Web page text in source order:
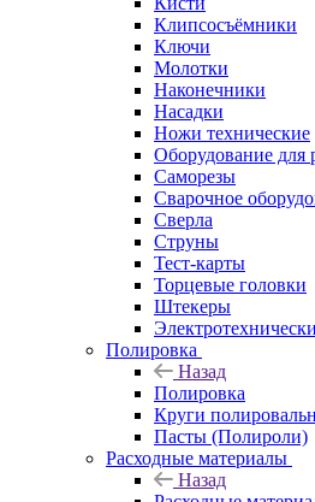
Клипсосъёмники
Ключи
Молотки
Наконечники
Насадки
Ножи технические
Оборудование для
Саморезы
Сварочное
Сверла
Струны
Тест-карты
Торцевые головки
Штекеры
Полировка
Назад
Полировка
Круги
Пасты (Полироли)
Расходные материалы
Назад